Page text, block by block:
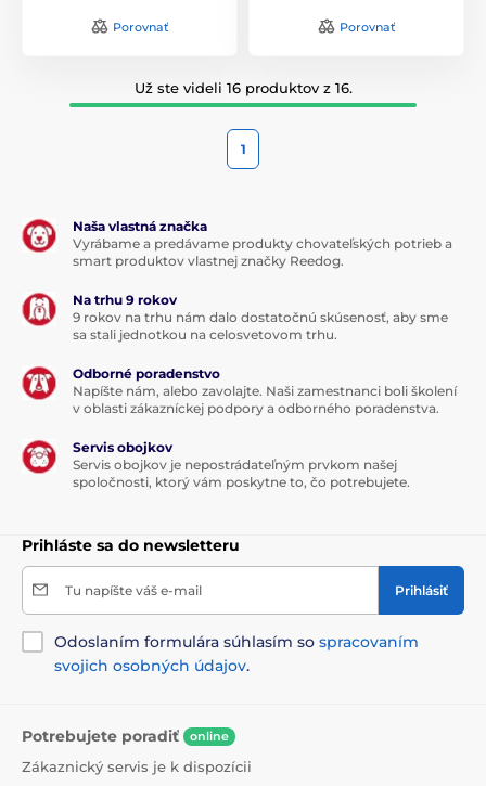
Porovnať Porovnať
Už ste videli 16 produktov z 16.
1
Naša vlastná značka
Vyrábame a predávame produkty chovateľských potrieb a
smart produktov vlastnej značky Reedog.
Na trhu 9 rokov
9 rokov na trhu nám dalo dostatočnú skúsenosť, aby sme
sa stali jednotkou na celosvetovom trhu.
Odborné poradenstvo
Napíšte nám, alebo zavolajte. Naši zamestnanci boli školení
v oblasti zákazníckej podpory a odborného poradenstva.
Servis obojkov
Servis obojkov je nepostrádateľným prvkom našej
spoločnosti, ktorý vám poskytne to, čo potrebujete.
Prihláste sa do newsletteru
Tu napíšte váš e-mail Prihlásiť
Odoslaním formulára súhlasím so spracovaním
svojich osobných údajov.
Potrebujete poradiť online
Zákaznický servis je k dispozícii